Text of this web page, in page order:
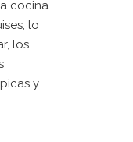
cocina
lo
los
y